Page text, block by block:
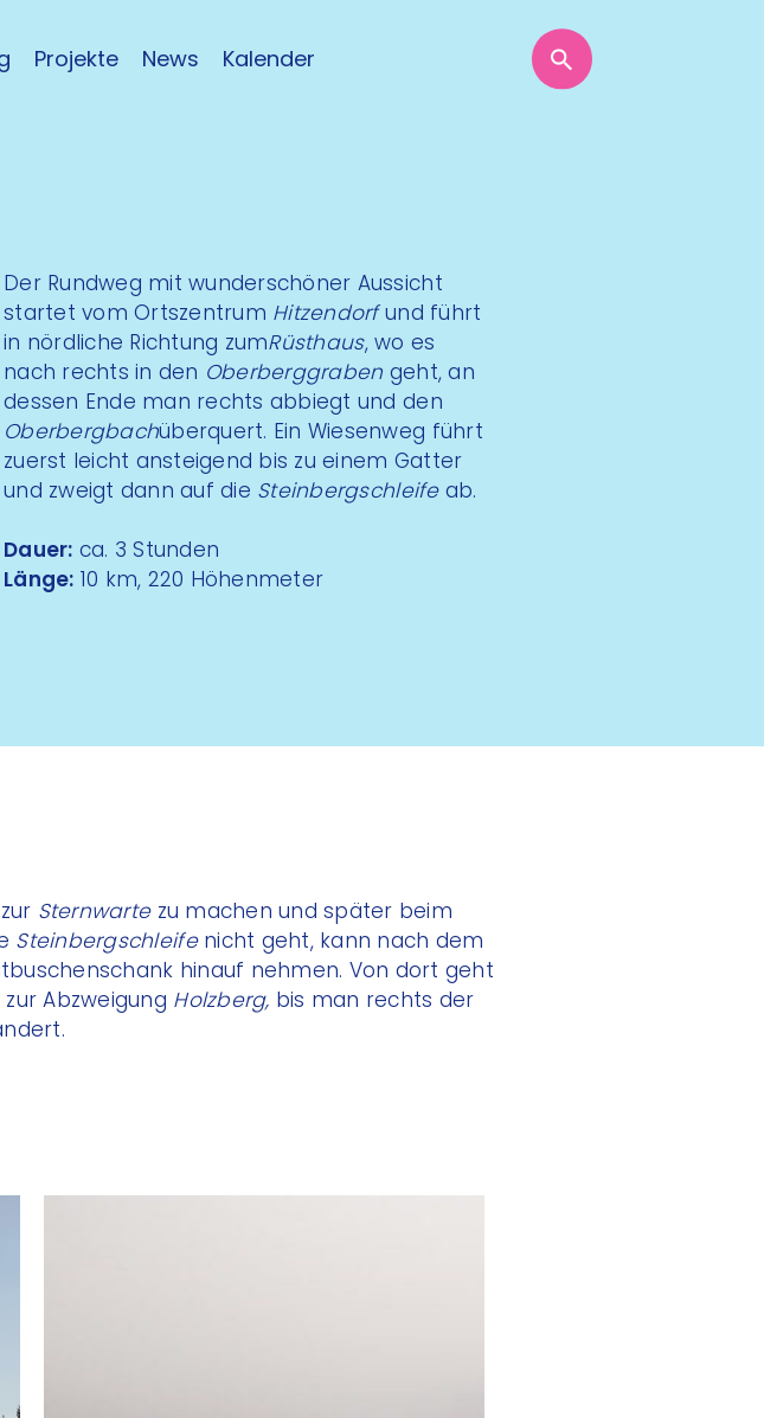
Projekte News Kalender
Der Rundweg mit wunderschöner Aussicht
startet vom Ortszentrum Hitzendorfund führt
in nördliche Richtung zumRüsthaus, wo es
nach rechts in den Oberberggraben geht, an
dessen Ende man rechts abbiegt und den
Oberbergbachüberquert. Ein Wiesenweg führt
zuerst leicht ansteigend bis zu einem Gatter
und zweigt dann auf die Steinbergschleifeab.
Dauer: ca. 3 Stunden
Länge: 10 km, 220 Höhenmeter
Sternwartezu machen und später beim
Steinbergschleifenicht geht, kann nach dem
hinauf nehmen. Von dort geht
Abzweigung Holzberg, bis man rechts der